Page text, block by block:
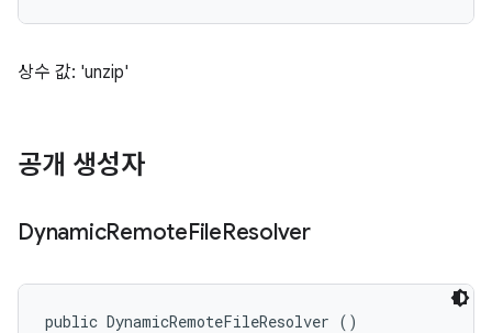
상수 값: 'unzip'
공개 생성자
DynamicRemoteFileResolver
public DynamicRemoteFileResolver ()